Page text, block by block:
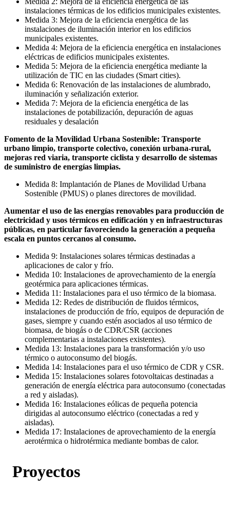
instalaciones térmicas de los edificios municipales existentes.
Medida 3: Mejora de la eficiencia energética de las
instalaciones de iluminación interior en los edificios
municipales existentes.
Medida 4: Mejora de la eficiencia energética en instalaciones
eléctricas de edificios municipales existentes.
Medida 5: Mejora de la eficiencia energética mediante la
utilización de TIC en las ciudades (Smart cities).
Medida 6: Renovación de las instalaciones de alumbrado,
iluminación y señalización exterior.
Medida 7: Mejora de la eficiencia energética de las
instalaciones de potabilización, depuración de aguas
residuales y desalación
Fomento de la Movilidad Urbana Sostenible: Transporte
urbano limpio, transporte colectivo, conexión urbana-rural,
mejoras red viaria, transporte ciclista y desarrollo de sistemas
de suministro de energías limpias.
Medida 8: Implantación de Planes de Movilidad Urbana
Sostenible (PMUS) o planes directores de movilidad.
Aumentar el uso de las energías renovables para producción de
electricidad y usos térmicos en edificación y en infraestructuras
públicas, en particular favoreciendo la generación a pequeña
escala en puntos cercanos al consumo.
Medida 9: Instalaciones solares térmicas destinadas a
aplicaciones de calor y frío.
Medida 10: Instalaciones de aprovechamiento de la energía
geotérmica para aplicaciones térmicas.
Medida 11: Instalaciones para el uso térmico de la biomasa.
Medida 12: Redes de distribución de fluidos térmicos,
instalaciones de producción de frío, equipos de depuración de
gases, siempre y cuando estén asociados al uso térmico de
biomasa, de biogás o de CDR/CSR (acciones
complementarias a instalaciones existentes).
Medida 13: Instalaciones para la transformación y/o uso
térmico o autoconsumo del biogás.
Medida 14: Instalaciones para el uso térmico de CDR y CSR.
Medida 15: Instalaciones solares fotovoltaicas destinadas a
generación de energía eléctrica para autoconsumo (conectadas
a red y aisladas).
Medida 16: Instalaciones eólicas de pequeña potencia
dirigidas al autoconsumo eléctrico (conectadas a red y
aisladas).
Medida 17: Instalaciones de aprovechamiento de la energía
aerotérmica o hidrotérmica mediante bombas de calor.
Proyectos